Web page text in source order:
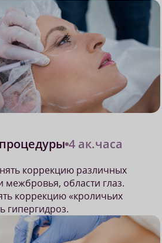
4 ак.часа
коррекцию различных
межбровья, области глаз.
коррекцию «кроличьих
гипергидроз.